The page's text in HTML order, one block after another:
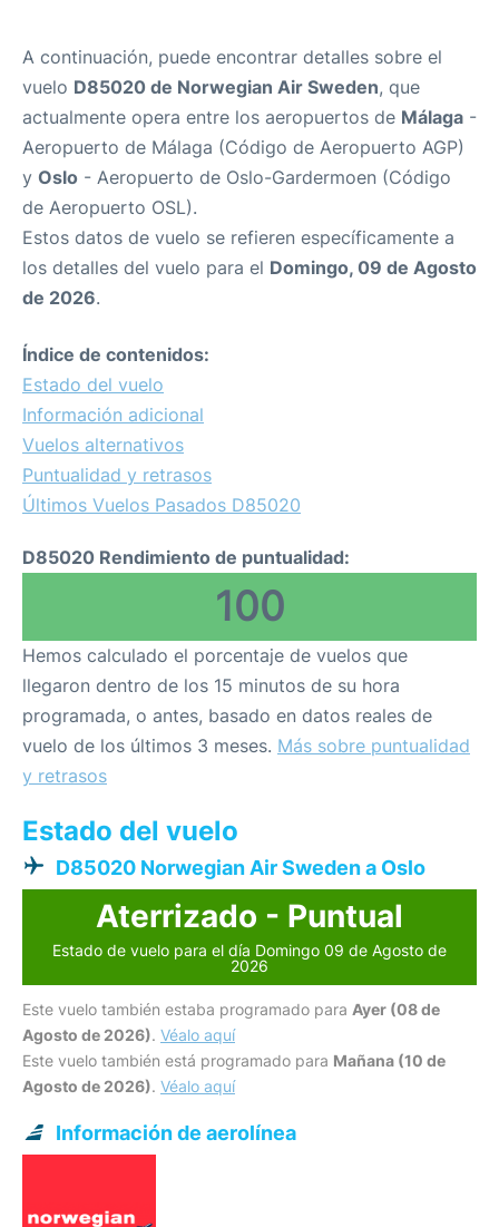
A continuación, puede encontrar detalles sobre el
vuelo D85020 de Norwegian Air Sweden, que
actualmente opera entre los aeropuertos de Málaga -
Aeropuerto de Málaga (Código de Aeropuerto AGP)
y Oslo - Aeropuerto de Oslo-Gardermoen (Código
de Aeropuerto OSL).
Estos datos de vuelo se refieren específicamente a
los detalles del vuelo para el Domingo, 09 de Agosto
de 2026.
Índice de contenidos:
Estado del vuelo
Información adicional
Vuelos alternativos
Puntualidad y retrasos
Últimos Vuelos Pasados D85020
D85020 Rendimiento de puntualidad:
100
Hemos calculado el porcentaje de vuelos que
llegaron dentro de los 15 minutos de su hora
programada, o antes, basado en datos reales de
vuelo de los últimos 3 meses. Más sobre puntualidad
y retrasos
Estado del vuelo
D85020 Norwegian Air Sweden a Oslo
Aterrizado - Puntual
Estado de vuelo para el día Domingo 09 de Agosto de
2026
Este vuelo también estaba programado para Ayer (08 de
Agosto de 2026). Véalo aquí
Este vuelo también está programado para Mañana (10 de
Agosto de 2026). Véalo aquí
Información de aerolínea